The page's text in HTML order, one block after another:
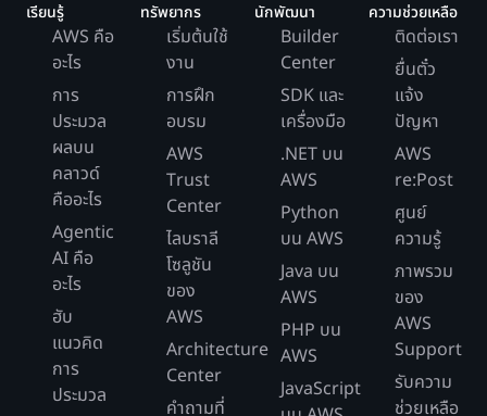
เรียนรู้
AWS คือ
อะไร
การ
ประมวล
ผลบน
คลาวด์
คืออะไร
Agentic
AI คือ
อะไร
ฮับ
แนวคิด
การ
ประมวล
ทรัพยากร
เริ่มต้นใช้
งาน
การฝึก
อบรม
AWS
Trust
Center
ไลบราลี
โซลูชัน
ของ
AWS
Architecture
Center
คำถามที่
นักพัฒนา
Builder
Center
SDK และ
เครื่องมือ
.NET บน
AWS
Python
บน AWS
Java บน
AWS
PHP บน
AWS
JavaScript
ความช่วยเหลือ
ติดต่อเรา
ยื่นตั๋ว
แจ้ง
ปัญหา
AWS
re:Post
ศูนย์
ความรู้
ภาพรวม
ของ
AWS
Support
รับความ
ช่วยเหลือ